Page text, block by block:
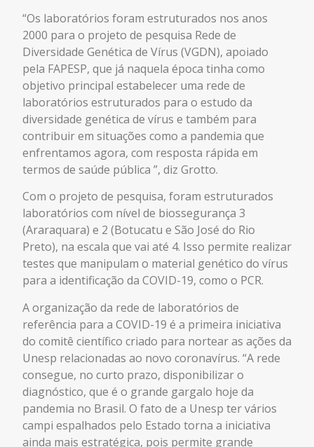
“Os laboratórios foram estruturados nos anos
2000 para o projeto de pesquisa Rede de
Diversidade Genética de Vírus (VGDN), apoiado
pela FAPESP, que já naquela época tinha como
objetivo principal estabelecer uma rede de
laboratórios estruturados para o estudo da
diversidade genética de vírus e também para
contribuir em situações como a pandemia que
enfrentamos agora, com resposta rápida em
termos de saúde pública ”, diz Grotto.
Com o projeto de pesquisa, foram estruturados
laboratórios com nível de biossegurança 3
(Araraquara) e 2 (Botucatu e São José do Rio
Preto), na escala que vai até 4. Isso permite realizar
testes que manipulam o material genético do vírus
para a identificação da COVID-19, como o PCR.
A organização da rede de laboratórios de
referência para a COVID-19 é a primeira iniciativa
do comitê científico criado para nortear as ações da
Unesp relacionadas ao novo coronavírus. “A rede
consegue, no curto prazo, disponibilizar o
diagnóstico, que é o grande gargalo hoje da
pandemia no Brasil. O fato de a Unesp ter vários
campi espalhados pelo Estado torna a iniciativa
ainda mais estratégica, pois permite grande